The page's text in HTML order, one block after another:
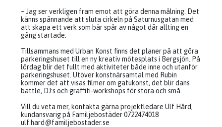
– Jag ser verkligen fram emot att göra denna målning. Det
känns spännande att sluta cirkeln på Saturnusgatan med
att skapa ett verk som bär spår av något där allting en
gång startade.
Tillsammans med Urban Konst finns det planer på att göra
parkeringshuset till en ny kreativ mötesplats i Bergsjön. På
lördag blir det fullt med aktiviteter både inne och utanför
parkeringshuset. Utöver konstnärsamtal med Rubin
kommer det att visas filmer om gatukonst, det blir dans
battle, DJ:s och graffiti-workshops för stora och små.
Vill du veta mer, kontakta gärna projektledare Ulf Hård,
kundansvarig på Familjebostäder 0722474018
ulf.hard@familjebostader.se